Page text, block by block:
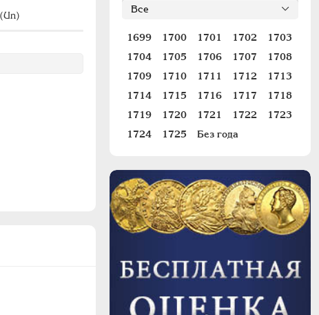
1699 1700 1701 1702
1703
1704
1705 1706 1707
1708
1709
1710 1711 1712
1713
1714
1715 1716 1717
1718
1719
1720 1721 1722
1723
1724
1725 Без года